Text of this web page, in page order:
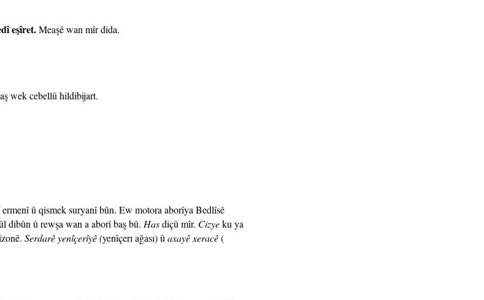
eşîret.Meaşê wan mîr dida.
wek cebellû hildibijart.
û qismek suryanî bûn. Ew motora aborîya Bedlîsê
dibûn û rewşa wan a aborî baş bû. Hasdiçû mîr. Cizyeku ya
Serdarê yenîçerîyê (yenîçerı ağası) û axayê xeracê(